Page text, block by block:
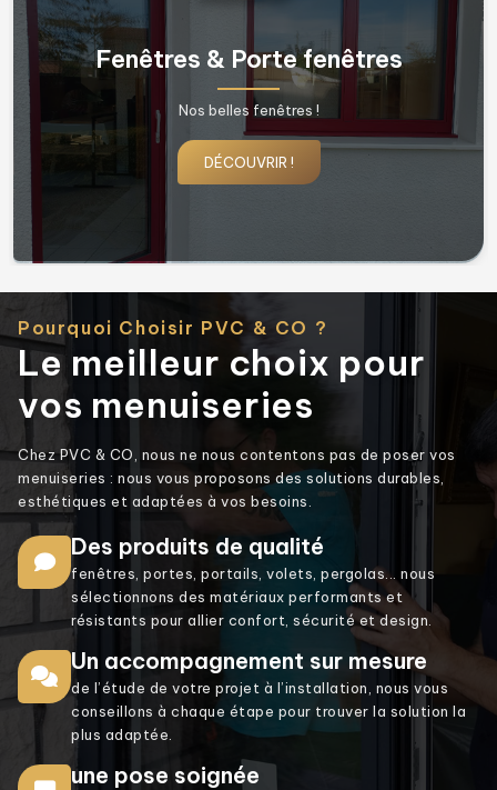
Fenêtres & Porte fenêtres
Nos belles fenêtres !
DÉCOUVRIR !
Pourquoi Choisir PVC & CO ?
Le meilleur choix pour
vos menuiseries
Chez PVC & CO, nous ne nous contentons pas de poser vos
menuiseries : nous vous proposons des solutions durables,
esthétiques et adaptées à vos besoins.
Des produits de qualité
fenêtres, portes, portails, volets, pergolas... nous
sélectionnons des matériaux performants et
résistants pour allier confort, sécurité et design.
Un accompagnement sur mesure
de l’étude de votre projet à l’installation, nous vous
conseillons à chaque étape pour trouver la solution la
plus adaptée.
une pose soignée